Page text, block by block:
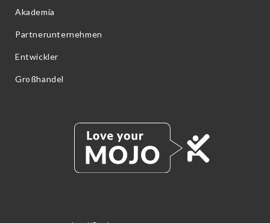
Akademia
Partnerunternehmen
Entwickler
Großhandel